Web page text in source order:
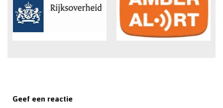
Geef een reactie